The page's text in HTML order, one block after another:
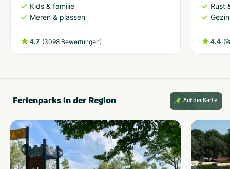
Kids & familie
Meren & plassen
4.7 (3098 Bewertungen)
Rust
4.4 (
Ferienparks in der Region Auf der Karte